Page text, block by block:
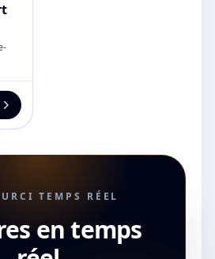
TEMPS RÉEL
en temps